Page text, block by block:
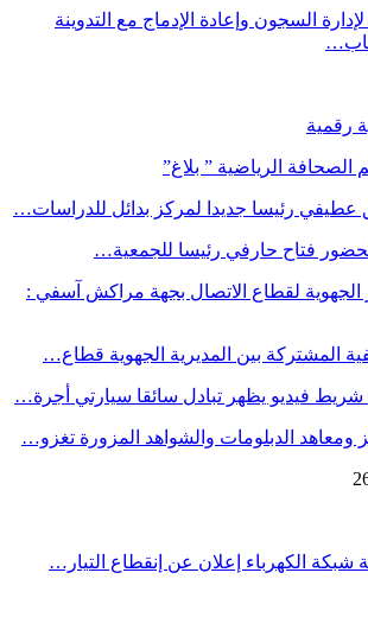
لإدارة السجون وإعادة الإدماج مع التدوينة
رقمية
الرياضية ” بلاغ”
عطيفي رئيسا جديدا لمركز بدائل للدراسات…
فتاح حارفي رئيسا للجمعية…
الجهوية لقطاع الاتصال بجهة مراكش آسفي :
المشتركة بين المديرية الجهوية قطاع…
فيديو يظهر تبادل سائقا سيارتي أجرة…
ومعاهد الدبلومات والشواهد المزورة تغزو…
الكهرباء إعلان عن إنقطاع التيار…